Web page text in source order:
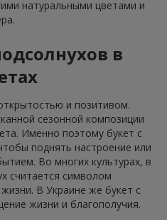
натуральными цветами и
в
и позитивом.
сезонной композиции
Именно поэтому букет с
поднять настроение или
Во многих культурах, в
считается символом
В Украине же букет с
жизни и благополучия.